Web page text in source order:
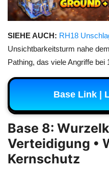
SIEHE AUCH: RH18
Unsichtbarkeitsturm nahe
Pathing, das viele Angriffe bei
Base Link |
Base 8:
Verteidigung •
Kernschutz